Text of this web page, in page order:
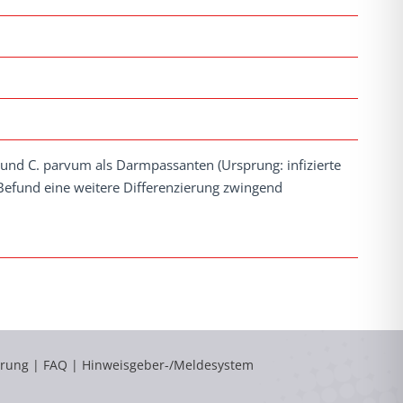
C. parvum als Darmpassanten (Ursprung: infizierte
eine weitere Differenzierung zwingend
| FAQ | Hinweisgeber-/Meldesystem